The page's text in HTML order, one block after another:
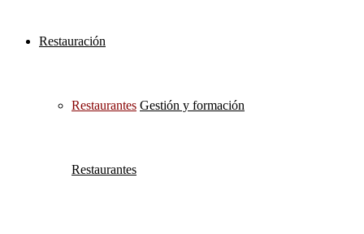
Restauración
Restaurantes Gestión y formación
Restaurantes